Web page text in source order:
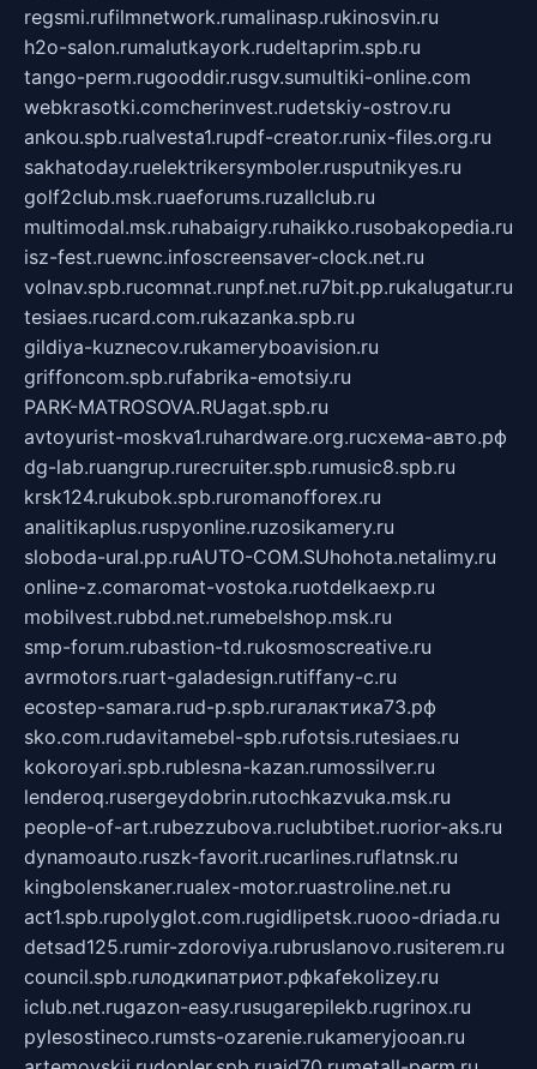
regsmi.rufilmnetwork.rumalinasp.rukinosvin.ru
h2o-salon.rumalutkayork.rudeltaprim.spb.ru
tango-perm.rugooddir.rusgv.sumultiki-online.com
webkrasotki.comcherinvest.rudetskiy-ostrov.ru
ankou.spb.rualvesta1.rupdf-creator.runix-files.org.ru
sakhatoday.ruelektrikersymboler.rusputnikyes.ru
golf2club.msk.ruaeforums.ruzallclub.ru
multimodal.msk.ruhabaigry.ruhaikko.rusobakopedia.ru
isz-fest.ruewnc.infoscreensaver-clock.net.ru
volnav.spb.rucomnat.runpf.net.ru7bit.pp.rukalugatur.ru
tesiaes.rucard.com.rukazanka.spb.ru
gildiya-kuznecov.rukameryboavision.ru
griffoncom.spb.rufabrika-emotsiy.ru
PARK-MATROSOVA.RUagat.spb.ru
avtoyurist-moskva1.ruhardware.org.ruсхема-авто.рф
dg-lab.ruangrup.rurecruiter.spb.rumusic8.spb.ru
krsk124.rukubok.spb.ruromanofforex.ru
analitikaplus.ruspyonline.ruzosikamery.ru
sloboda-ural.pp.ruAUTO-COM.SUhohota.netalimy.ru
online-z.comaromat-vostoka.ruotdelkaexp.ru
mobilvest.rubbd.net.rumebelshop.msk.ru
smp-forum.rubastion-td.rukosmoscreative.ru
avrmotors.ruart-galadesign.rutiffany-c.ru
ecostep-samara.rud-p.spb.ruгалактика73.рф
sko.com.rudavitamebel-spb.rufotsis.rutesiaes.ru
kokoroyari.spb.rublesna-kazan.rumossilver.ru
lenderoq.rusergeydobrin.rutochkazvuka.msk.ru
people-of-art.rubezzubova.ruclubtibet.ruorior-aks.ru
dynamoauto.ruszk-favorit.rucarlines.ruflatnsk.ru
kingbolenskaner.rualex-motor.ruastroline.net.ru
act1.spb.rupolyglot.com.rugidlipetsk.ruooo-driada.ru
detsad125.rumir-zdoroviya.rubruslanovo.rusiterem.ru
council.spb.ruлодкипатриот.рфkafekolizey.ru
iclub.net.rugazon-easy.rusugarepilekb.rugrinox.ru
pylesostineco.rumsts-ozarenie.rukameryjooan.ru